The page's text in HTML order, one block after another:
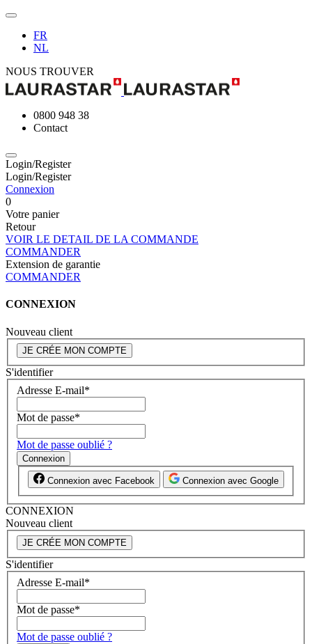
FR
NL
NOUS TROUVER
0800 948 38
Contact
Login/Register
Login/Register
Connexion
0
Votre panier
Retour
VOIR LE DETAIL DE LA COMMANDE
COMMANDER
Extension de garantie
COMMANDER
CONNEXION
Nouveau client
JE CRÉE MON COMPTE
S'identifier
Adresse E-mail*
Mot de passe*
Mot de passe oublié ?
Connexion
Connexion avec Facebook Connexion avec Google
CONNEXION
Nouveau client
JE CRÉE MON COMPTE
S'identifier
Adresse E-mail*
Mot de passe*
Mot de passe oublié ?